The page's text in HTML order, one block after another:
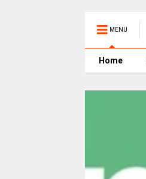
MENU
Home